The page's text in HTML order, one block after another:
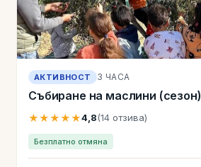
АКТИВНОСТ 3 ЧАСА
Събиране на маслини (сезон)
★★★★★4,8(14 отзива)
Безплатно отмяна